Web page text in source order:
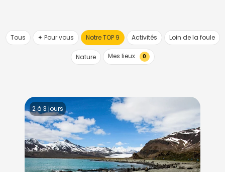
Tous ✦ Pour vous Notre TOP 9 Activités Loin de la foule
Nature Mes lieux 0
2 à 3 jours